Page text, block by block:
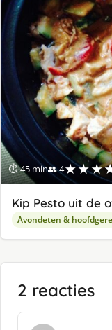
⏱ 45 min👥 4
Kip Pesto uit de
Avondeten &
2 reacties